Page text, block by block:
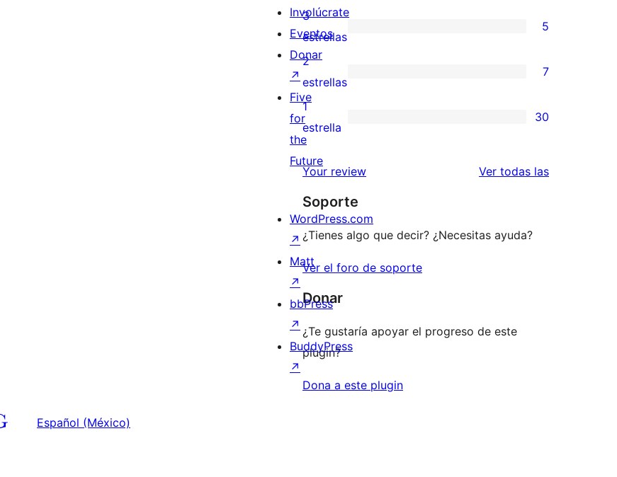
5
estrellas
valoraciones
de
4
estrellas
5
valoraciones
de
3
estrellas
3
estrellas
5
7
valoraciones
de
2
estrellas
2
estrellas
7
30
valoraciones
de
estrellas
1
estrella
30
Your review Ver todas lasvaloraciones
Soporte
¿Tienes algo que decir? ¿Necesitas ayuda?
Ver el foro de soporte
Donar
¿Te gustaría apoyar el progreso de este
plugin?
Dona a este plugin
Involúcrate
Eventos
Donar
↗
Five
for
the
Future
WordPress.com
↗
Matt
↗
bbPress
↗
BuddyPress
↗
Español (México)